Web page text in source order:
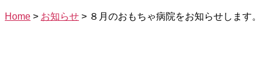
Home > お知らせ > ８月のおもちゃ病院をお知らせします。